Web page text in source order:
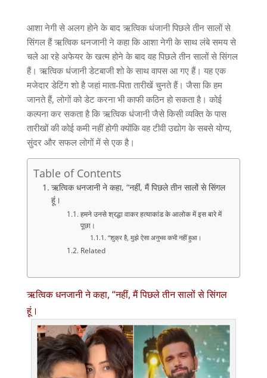
आशा नेगी से अलग होने के बाद ऋत्विक धंजानी पिछले तीन सालों से
सिंगल हैं ऋत्विक धनजानी ने कहा कि आशा नेगी के साथ लंबे समय से
चले आ रहे अफेयर के खत्म होने के बाद वह पिछले तीन सालों से सिंगल
हैं। ऋत्विक धंजानी डेटबाजी शो के साथ वापस आ गए हैं। यह एक
मजेदार डेटिंग शो है जहां माता-पिता तारीखें चुनते हैं। जैसा कि हम
जानते हैं, लोगों को डेट करना भी काफी कठिन हो सकता है। कोई
कल्पना कर सकता है कि ऋत्विक धंजानी जैसे किसी व्यक्ति के पास
तारीखों की कोई कमी नहीं होगी क्योंकि वह टीवी उद्योग के सबसे योग्य,
सुंदर और सफल लोगों में से एक है।
Table of Contents
ऋत्विक धनजानी ने कहा, “नहीं, मैं पिछले तीन सालों से सिंगल
हूं।
हमने उनसे श्रद्धा वाकर हत्याकांड के आलोक में इस बारे में
पूछा।
“शुक्र है, मुझे ऐसा अनुभव कभी नहीं हुआ।
Related
ऋत्विक धनजानी ने कहा, “नहीं, मैं पिछले तीन सालों से सिंगल
हूं।